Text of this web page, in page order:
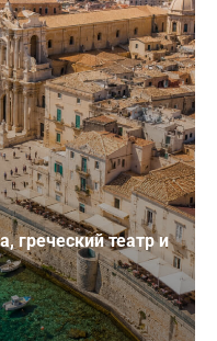
греческий театр и